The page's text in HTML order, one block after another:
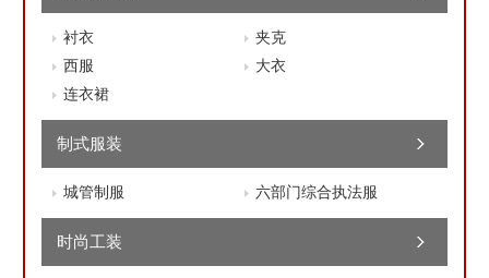
衬衣
夹克
西服
大衣
连衣裙
制式服装
城管制服 六部门综合执法服
时尚工装